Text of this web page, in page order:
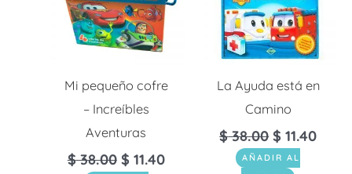
Mi pequeño cofre
– Increíbles
Aventuras
$38.00 $ 11.40
La Ayuda está en
Camino
$38.00 $ 11.40
AÑADIR AL